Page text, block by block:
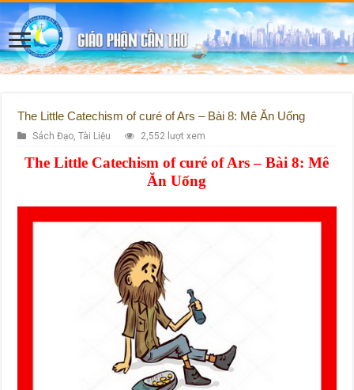
The Little Catechism of curé of Ars – Bài 8: Mê Ăn Uống
Sách Đạo ,Tài Liệu 2,552 lượt xem
The Little Catechism of curé of Ars – Bài 8: Mê
Ăn Uống